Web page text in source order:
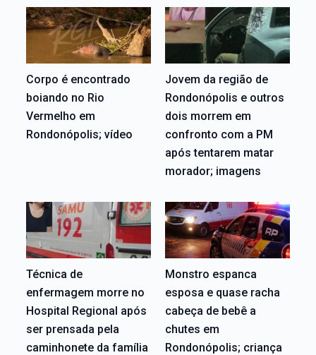
Corpo é encontrado
boiando no Rio
Vermelho em
Rondonópolis; vídeo
Jovem da região de
Rondonópolis e outros
dois morrem em
confronto com a PM
após tentarem matar
morador; imagens
Técnica de
enfermagem morre no
Hospital Regional após
ser prensada pela
caminhonete da família
Monstro espanca
esposa e quase racha
cabeça de bebê a
chutes em
Rondonópolis; criança